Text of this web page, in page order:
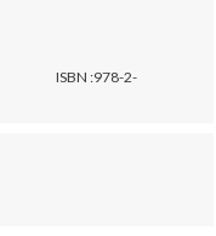
ISBN :978-2-